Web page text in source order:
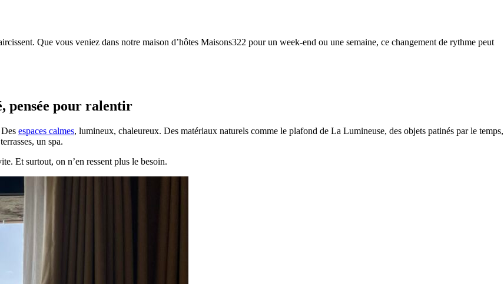
Que vous veniez dans notre maison d’hôtes Maisons322 pour un week-end ou une semaine, ce changement de rythme peut
pensée pour ralentir
espaces calmes, lumineux, chaleureux. Des matériaux naturels comme le plafond de La Lumineuse, des objets patinés par le temps,
un spa.
Et surtout, on n’en ressent plus le besoin.